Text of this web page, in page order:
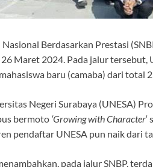
Nasional Berdasarkan Prestasi
26 Maret 2024. Pada jalur
baru (camaba) dari total
Negeri Surabaya (UNESA)
bermoto ‘Growing with Character‘
pendaftar UNESA pun naik dari
pada jalur SNBP,